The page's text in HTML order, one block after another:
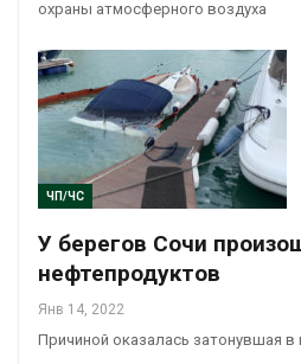
охраны атмосферного воздуха
ЧП/ЧС
У берегов Сочи
нефтепродуктов
Янв 14, 2022
Причиной оказалась затонувшая в